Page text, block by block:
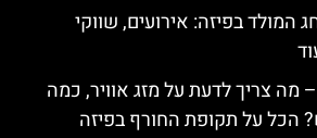
המולד בפיזה: אירועים, שווקי
מה צריך לדעת על מזג אוויר, כמה
הכל על תקופת החורף בפיזה